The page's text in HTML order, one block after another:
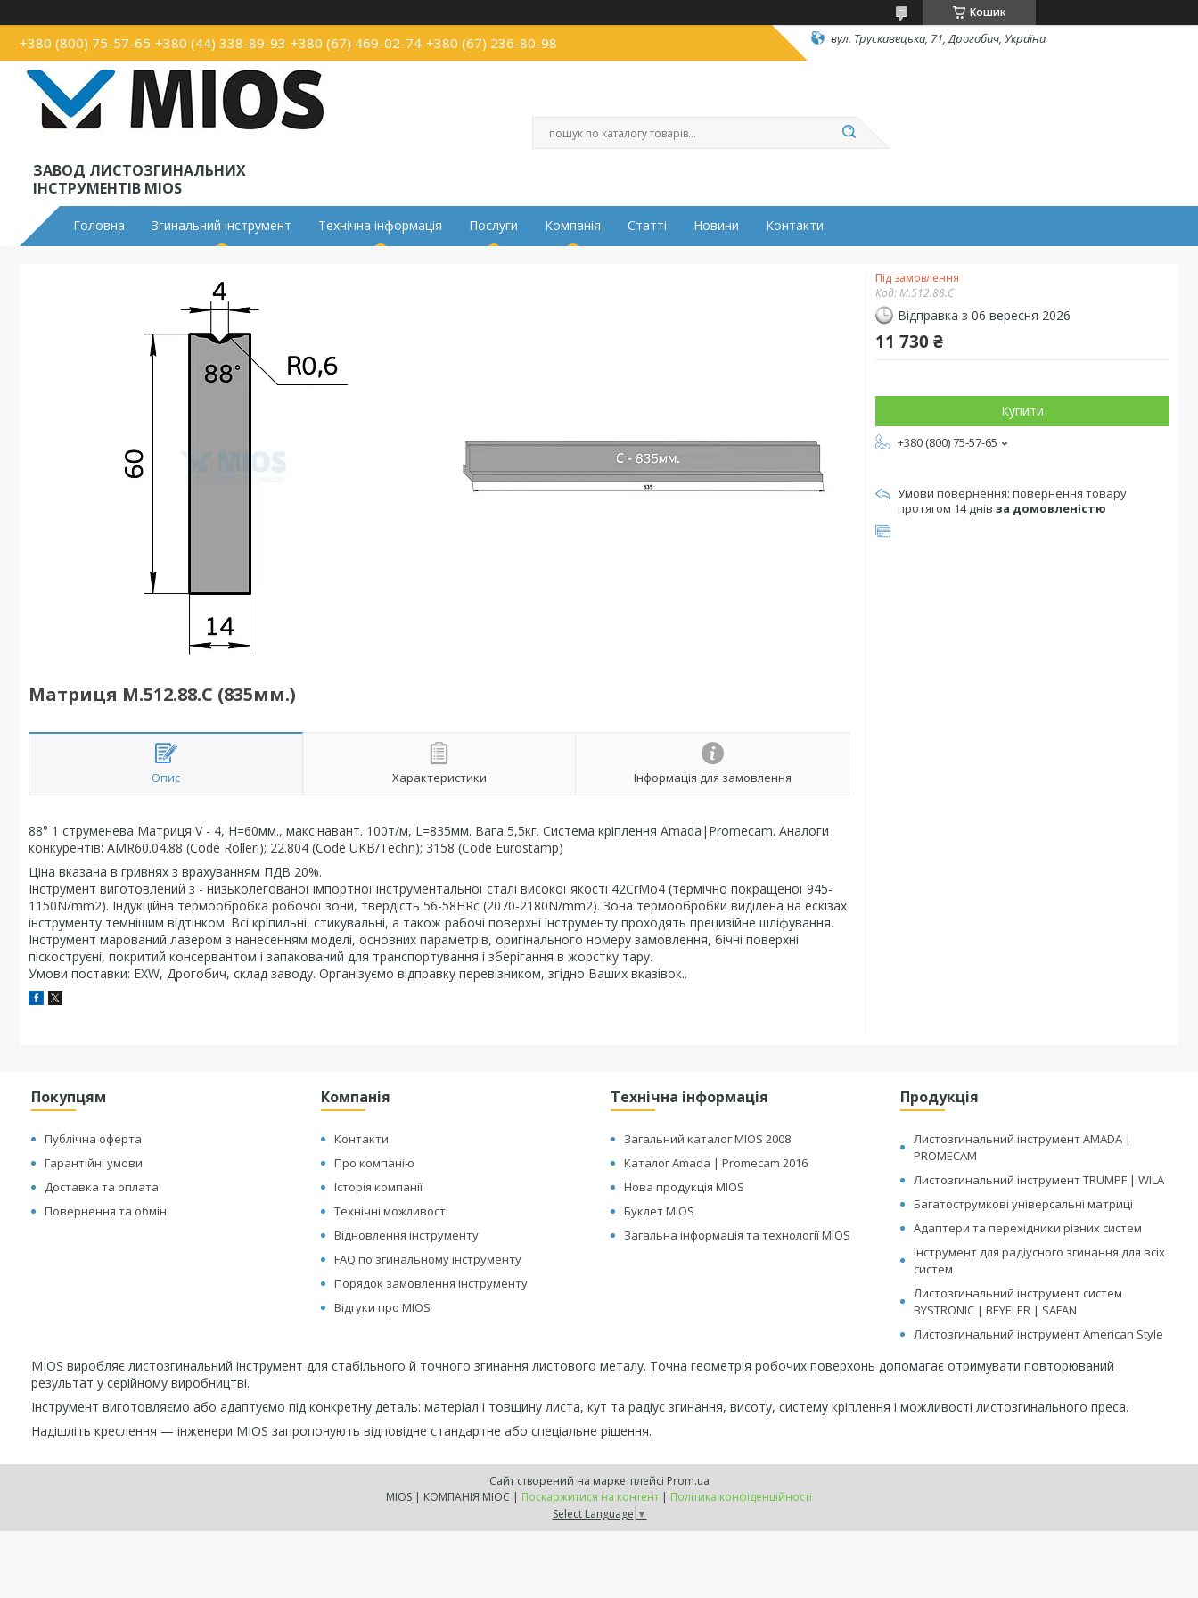
Кошик
+380 (800) 75-57-65 +380 (44) 338-89-93 +380 (67) 469-02-74 +380 (67) 236-80-98 вул. Трускавецька, 71, Дрогобич, Україна
ЗАВОД ЛИСТОЗГИНАЛЬНИХ
ІНСТРУМЕНТІВ MIOS
Головна Згинальний інструмент Технічна інформація Послуги Компанія Статті Новини Контакти
Матриця M.512.88.C (835мм.)
Опис Характеристики Інформація для замовлення
88° 1 струменева Матриця V - 4, H=60мм., макс.навант. 100т/м, L=835мм. Вага 5,5кг. Система кріплення Amada|Promecam. Аналоги
конкурентів: AMR60.04.88 (Code Rolleri); 22.804 (Code UKB/Techn); 3158 (Code Eurostamp)
Ціна вказана в гривнях з врахуванням ПДВ 20%.
Інструмент виготовлений з - низьколегованої імпортної інструментальної сталі високої якості 42CrMo4 (термічно покращеної 945-
1150N/mm2). Індукційна термообробка робочої зони, твердість 56-58HRc (2070-2180N/mm2). Зона термообробки виділена на ескізах
інструменту темнішим відтінком. Всі кріпильні, стикувальні, а також рабочі поверхні інструменту проходять прецизійне шліфування.
Інструмент марований лазером з нанесенням моделі, основних параметрів, оригінального номеру замовлення, бічні поверхні
піскоструєні, покритий консервантом і запакований для транспортування і зберігання в жорстку тару.
Умови поставки: EXW, Дрогобич, склад заводу. Організуємо відправку перевізником, згідно Ваших вказівок..
Під замовлення
Код:M.512.88.C
Відправка з 06 вересня 2026
11 730 ₴
Купити
+380 (800) 75-57-65
повернення товару
протягом 14 днів за домовленістю
Покупцям
Публічна оферта
Гарантійні умови
Доставка та оплата
Повернення та обмін
Компанія
Контакти
Про компанію
Історія компанії
Технічні можливості
Відновлення інструменту
FAQ по згинальному інструменту
Порядок замовлення інструменту
Відгуки про MIOS
Технічна інформація
Загальний каталог MIOS 2008
Каталог Amada | Promecam 2016
Нова продукція MIOS
Буклет MIOS
Загальна інформація та технології MIOS
Продукція
Листозгинальний інструмент AMADA |
PROMECAM
Листозгинальний інструмент TRUMPF | WILA
Багатострумкові універсальні матриці
Адаптери та перехідники різних систем
Інструмент для радіусного згинання для всіх
систем
Листозгинальний інструмент систем
BYSTRONIC | BEYELER | SAFAN
Листозгинальний інструмент American Style
MIOS виробляє листозгинальний інструмент для стабільного й точного згинання листового металу. Точна геометрія робочих поверхонь допомагає отримувати повторюваний
результат у серійному виробництві.
Інструмент виготовляємо або адаптуємо під конкретну деталь: матеріал і товщину листа, кут та радіус згинання, висоту, систему кріплення і можливості листозгинального преса.
Надішліть креслення — інженери MIOS запропонують відповідне стандартне або спеціальне рішення.
Сайт створений на маркетплейсі Prom.ua
MIOS | КОМПАНІЯ МІОС | Поскаржитися на контент | Політика конфіденційності
Select Language ▼